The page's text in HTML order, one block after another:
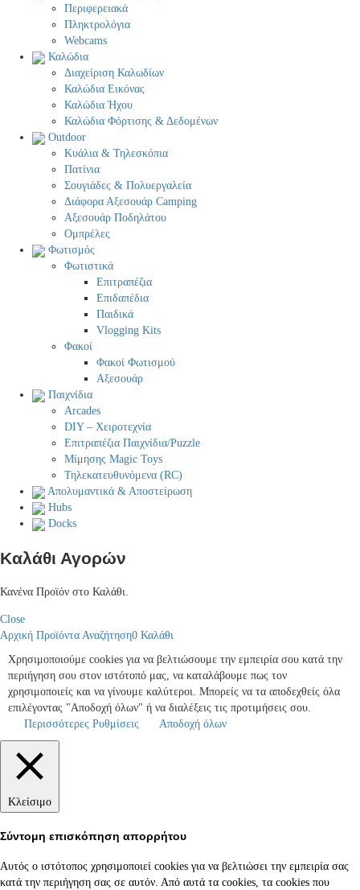
Περιφερειακά
Πληκτρολόγια
Webcams
Καλώδια
Διαχείριση Καλωδίων
Καλώδια Εικόνας
Καλώδια Ήχου
Καλώδια Φόρτισης & Δεδομένων
Outdoor
Κυάλια & Τηλεσκόπια
Πατίνια
Σουγιάδες & Πολυεργαλεία
Διάφορα Αξεσουάρ Camping
Αξεσουάρ Ποδηλάτου
Ομπρέλες
Φωτισμός
Φωτιστικά
Επιτραπέζια
Επιδαπέδια
Παιδικά
Vlogging Kits
Φακοί
Φακοί Φωτισμού
Αξεσουάρ
Παιχνίδια
Arcades
DIY – Χειροτεχνία
Επιτραπέζια Παιχνίδια/Puzzle
Μίμησης Magic Toys
Τηλεκατευθυνόμενα (RC)
Απολυμαντικά & Αποστείρωση
Hubs
Docks
Καλάθι Αγορών
Κανένα Προϊόν στο Καλάθι.
Close
Αρχική Προϊόντα Αναζήτηση0 Καλάθι
Χρησιμοποιούμε cookies για να βελτιώσουμε την εμπειρία σου κατά την
περιήγηση σου στον ιστότοπό μας, να καταλάβουμε πως τον
χρησιμοποιείς και να γίνουμε καλύτεροι. Μπορείς να τα αποδεχθείς όλα
επιλέγοντας "Αποδοχή όλων" ή να διαλέξεις τις προτιμήσεις σου.
Περισσότερες Ρυθμίσεις
Αποδοχή όλων
Κλείσιμο
Σύντομη επισκόπηση απορρήτου
Αυτός ο ιστότοπος χρησιμοποιεί cookies για να βελτιώσει την εμπειρία σας
κατά την περιήγηση σας σε αυτόν. Από αυτά τα cookies, τα cookies που